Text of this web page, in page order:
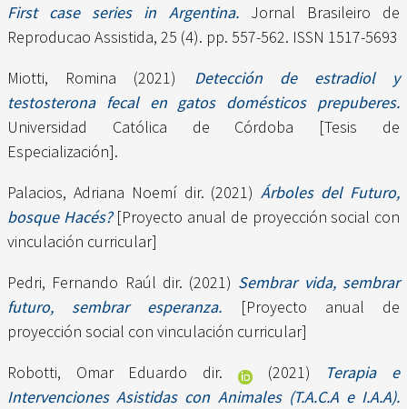
First case series in Argentina.Jornal Brasileiro de
Reproducao Assistida, 25 (4). pp. 557-562. ISSN 1517-5693
Miotti, Romina (2021) Detección de estradiol y
testosterona fecal en gatos domésticos prepuberes.
Universidad Católica de Córdoba [Tesis de
Especialización].
Palacios, Adriana Noemí dir. (2021)Árboles del Futuro,
bosque Hacés?[Proyecto anual de proyección social con
vinculación curricular]
Pedri, Fernando Raúl dir. (2021) Sembrar vida, sembrar
futuro, sembrar esperanza. [Proyecto anual de
proyección social con vinculación curricular]
Robotti, Omar Eduardo dir.
(2021)
Terapia e
Intervenciones Asistidas con Animales (T.A.C.A e I.A.A).